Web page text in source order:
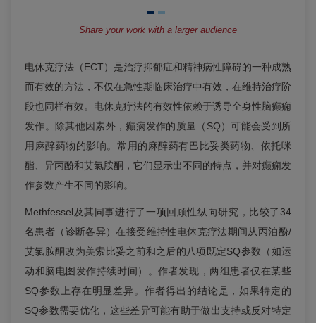
Share your work with a larger audience
电休克疗法（ECT）是治疗抑郁症和精神病性障碍的一种成熟
而有效的方法，不仅在急性期临床治疗中有效，在维持治疗阶
段也同样有效。电休克疗法的有效性依赖于诱导全身性脑癫痫
发作。除其他因素外，癫痫发作的质量（SQ）可能会受到所
用麻醉药物的影响。常用的麻醉药有巴比妥类药物、依托咪
酯、异丙酚和艾氯胺酮，它们显示出不同的特点，并对癫痫发
作参数产生不同的影响。
Methfessel及其同事进行了一项回顾性纵向研究，比较了34
名患者（诊断各异）在接受维持性电休克疗法期间从丙泊酚/
艾氯胺酮改为美索比妥之前和之后的八项既定SQ参数（如运
动和脑电图发作持续时间）。作者发现，两组患者仅在某些
SQ参数上存在明显差异。作者得出的结论是，如果特定的
SQ参数需要优化，这些差异可能有助于做出支持或反对特定